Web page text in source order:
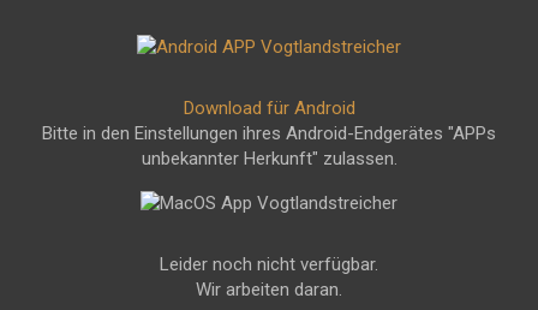
Download für Android
Bitte in den Einstellungen ihres Android-Endgerätes "APPs
unbekannter Herkunft" zulassen.
Leider noch nicht verfügbar.
Wir arbeiten daran.